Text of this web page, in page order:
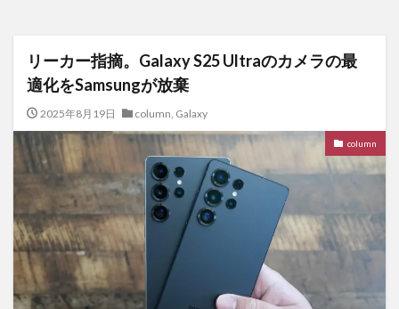
リーカー指摘。Galaxy S25 Ultraのカメラの最
適化をSamsungが放棄
2025年8月19日 column, Galaxy
column